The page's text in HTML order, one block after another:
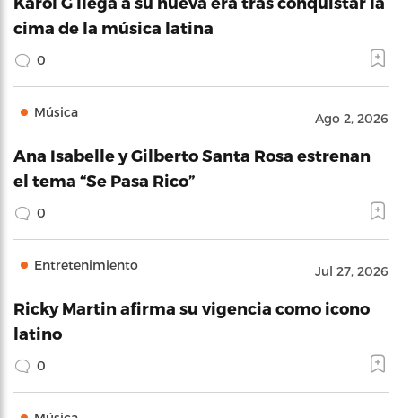
cima de la música latina
0
Música Ago 2, 2026
Ana Isabelle y Gilberto Santa Rosa estrenan
el tema “Se Pasa Rico”
0
Entretenimiento Jul 27, 2026
Ricky Martin afirma su vigencia como icono
latino
0